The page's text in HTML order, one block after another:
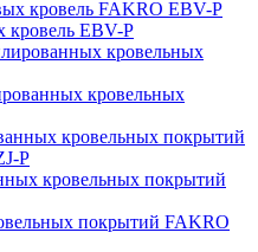
кровель EBV-P
кровельных
кровельных покрытий